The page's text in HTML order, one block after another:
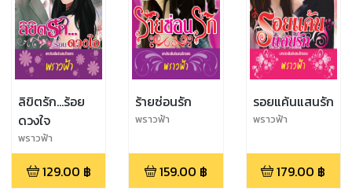
ลิขิตรัก...ร้อย
ดวงใจ
พราวฟ้า
129.00 ฿
ร้ายซ่อนรัก
พราวฟ้า
159.00 ฿
รอยแค้นแสนรัก
พราวฟ้า
179.00 ฿